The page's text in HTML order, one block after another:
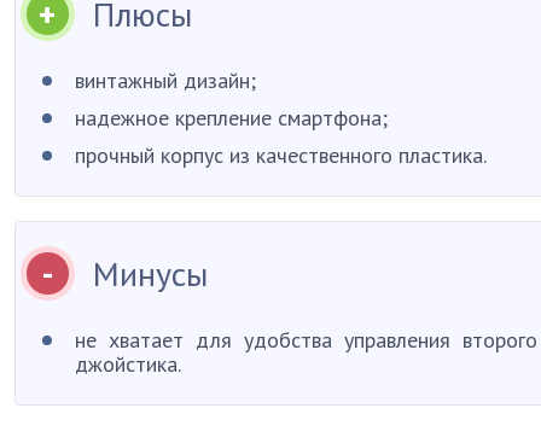
Плюсы
винтажный дизайн;
надежное крепление смартфона;
прочный корпус из качественного пластика.
Минусы
не хватает для удобства управления второго
джойстика.